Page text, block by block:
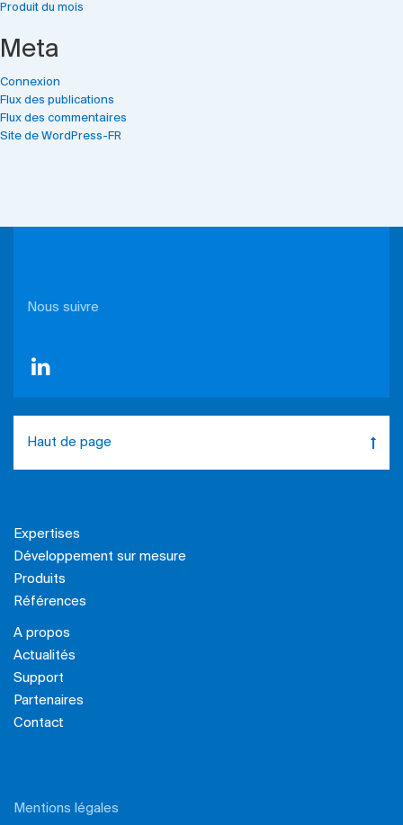
Produit du mois
Meta
Connexion
Flux des publications
Flux des commentaires
Site de WordPress-FR
Nous suivre
Haut de page
Expertises
Développement sur mesure
Produits
Références
A propos
Actualités
Support
Partenaires
Contact
Mentions légales